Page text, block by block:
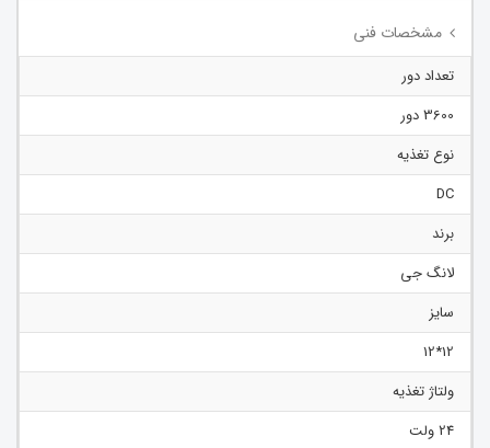
مشخصات فنی
تعداد دور
3600 دور
نوع تغذیه
DC
برند
لانگ جی
سایز
12*12
ولتاژ تغذیه
24 ولت